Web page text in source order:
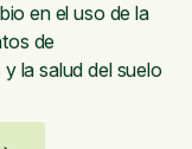
en el uso de la
de
la salud del suelo